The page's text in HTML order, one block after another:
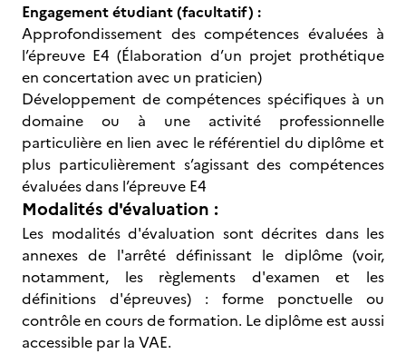
Engagement étudiant (facultatif) :
Approfondissement des compétences évaluées à
l’épreuve E4 (Élaboration d’un projet prothétique
en concertation avec un praticien)
Développement de compétences spécifiques à un
domaine ou à une activité professionnelle
particulière en lien avec le référentiel du diplôme et
plus particulièrement s’agissant des compétences
évaluées dans l’épreuve E4
Modalités d'évaluation :
Les modalités d'évaluation sont décrites dans les
annexes de l'arrêté définissant le diplôme (voir,
notamment, les règlements d'examen et les
définitions d'épreuves) : forme ponctuelle ou
contrôle en cours de formation. Le diplôme est aussi
accessible par la VAE.